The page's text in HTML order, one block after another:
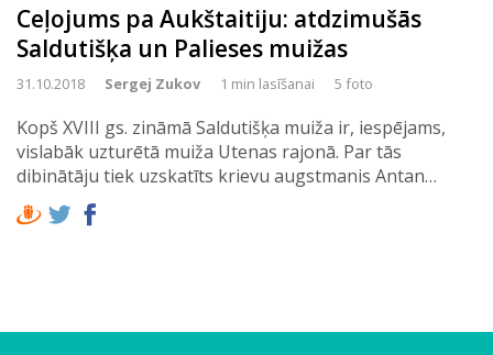
Ceļojums pa Aukštaitiju: atdzimušās
Saldutišķa un Palieses muižas
31.10.2018 Sergej Zukov 1 min lasīšanai 5 foto
Kopš XVIII gs. zināmā Saldutišķa muiža ir, iespējams,
vislabāk uzturētā muiža Utenas rajonā. Par tās
dibinātāju tiek uzskatīts krievu augstmanis Antan…